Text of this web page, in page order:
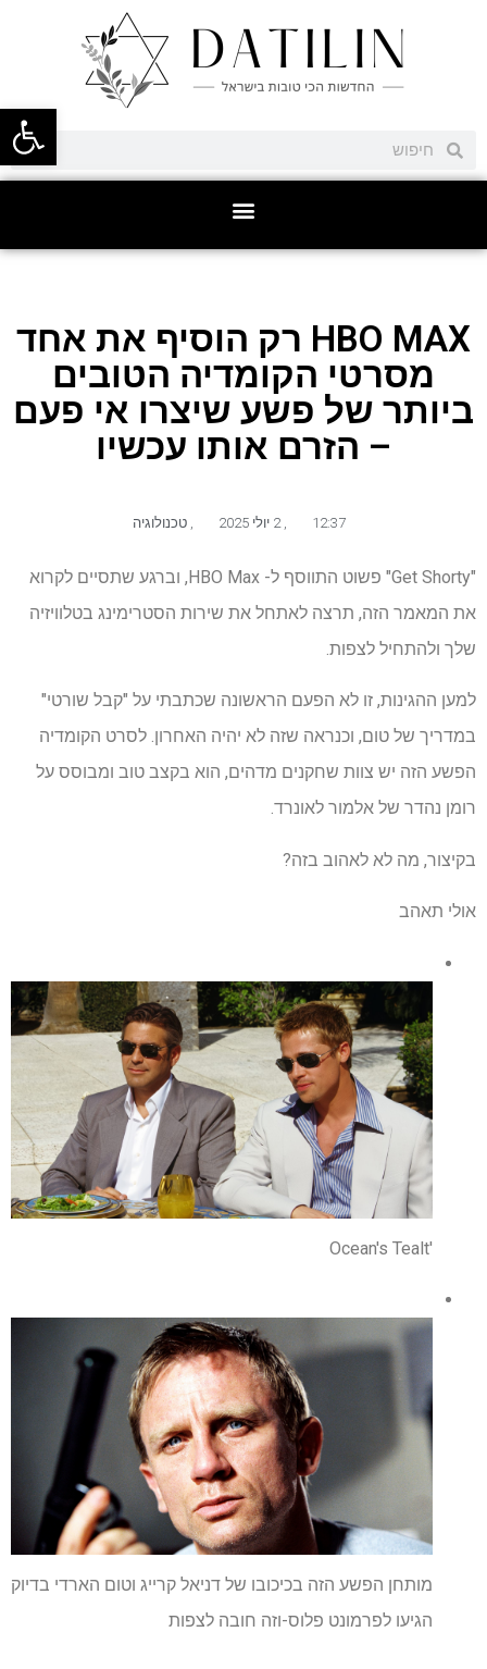
פתח
HBO MAX רק הוסיף את אחד
מסרטי הקומדיה הטובים
ביותר של פשע שיצרו אי פעם
– הזרם אותו עכשיו
12:37
, 2 יולי 2025 , טכנולוגיה
"Get Shorty" פשוט התווסף ל- HBO Max, וברגע שתסיים לקרוא
את המאמר הזה, תרצה לאתחל את שירות הסטרימינג בטלוויזיה
שלך ולהתחיל לצפות.
למען ההגינות, זו לא הפעם הראשונה שכתבתי על "קבל שורטי"
במדריך של טום, וכנראה שזה לא יהיה האחרון. לסרט הקומדיה
הפשע הזה יש צוות שחקנים מדהים, הוא בקצב טוב ומבוסס על
רומן נהדר של אלמור לאונרד.
בקיצור, מה לא לאהוב בזה?
אולי תאהב
'Ocean's Tealt
מותחן הפשע הזה בכיכובו של דניאל קרייג וטום הארדי בדיוק
הגיעו לפרמונט פלוס-וזה חובה לצפות